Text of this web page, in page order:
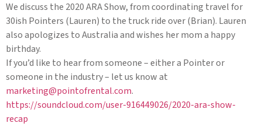
We discuss the 2020 ARA Show, from coordinating travel for
30ish Pointers (Lauren) to the truck ride over (Brian). Lauren
also apologizes to Australia and wishes her mom a happy
birthday.
If you’d like to hear from someone – either a Pointer or
someone in the industry – let us know at
marketing@pointofrental.com.
https://soundcloud.com/user-916449026/2020-ara-show-
recap